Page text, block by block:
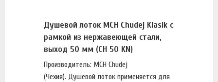
Душевой лоток MCH Chudej Klasik с
рамкой из нержавеющей стали,
выход 50 мм (CH 50 KN)
Производитель: MCH Chudej
(Чехия). Душевой лоток применяется для